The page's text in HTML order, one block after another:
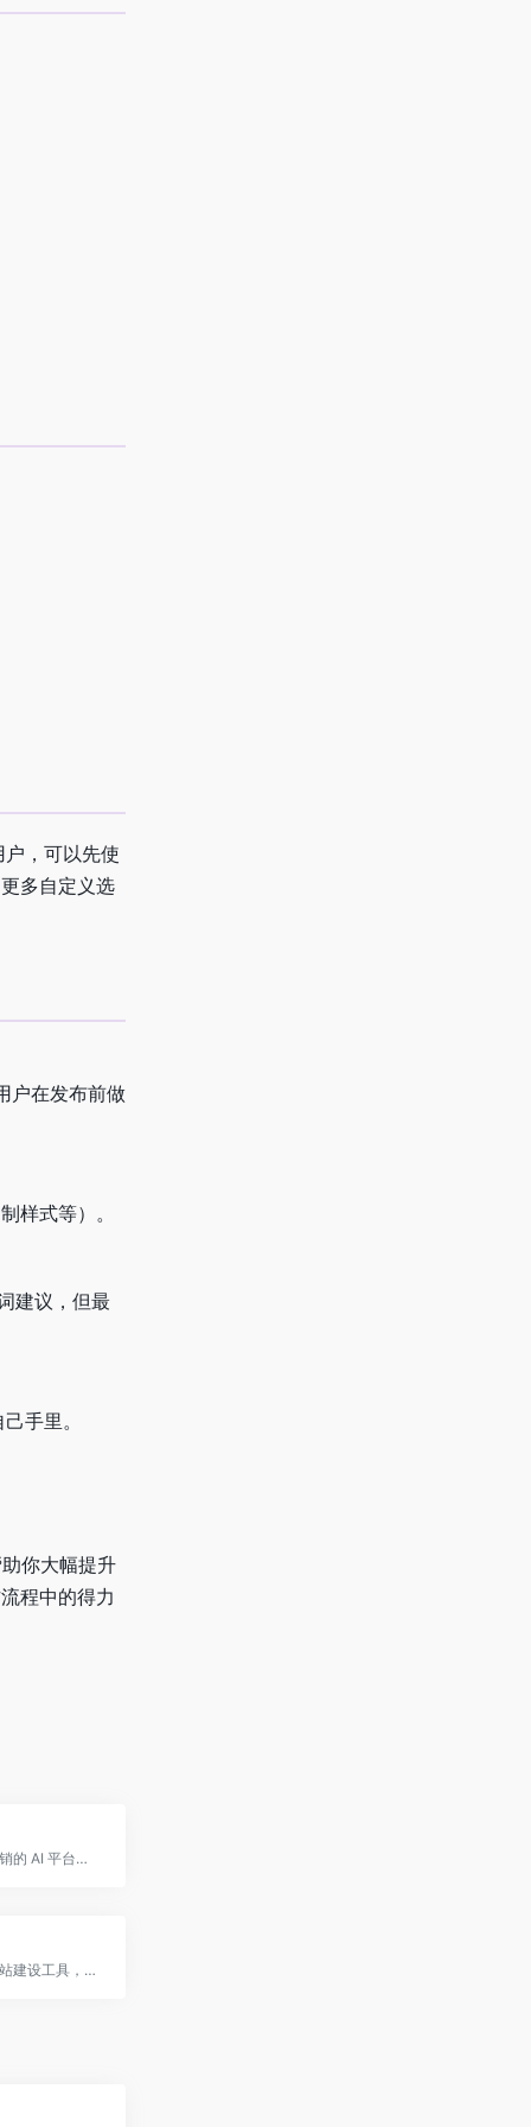
，可以先使
多自定义选
户在发布前做
样式等）。
建议，但最
手里。
你大幅提升
程中的得力
专注于品牌营销的 AI 平台，帮助品牌语境管理和自动化内容引擎
一款无代码网站建设工具，提供 550+ 预设模块、SEO 优化、响应式设计与多个计划选项，适合个人、品牌与小企业快速搭建网页、博客或在线商店。